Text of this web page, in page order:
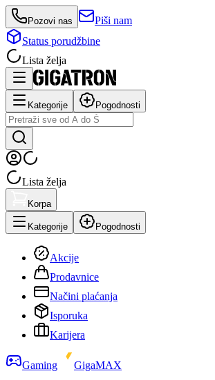
Pozovi nas
Piši nam
Status porudžbine
Lista želja
Kategorije Pogodnosti
Lista želja
Korpa
Kategorije Pogodnosti
Akcije
Prodavnice
Načini plaćanja
Isporuka
Karijera
Gaming
GigaMAX